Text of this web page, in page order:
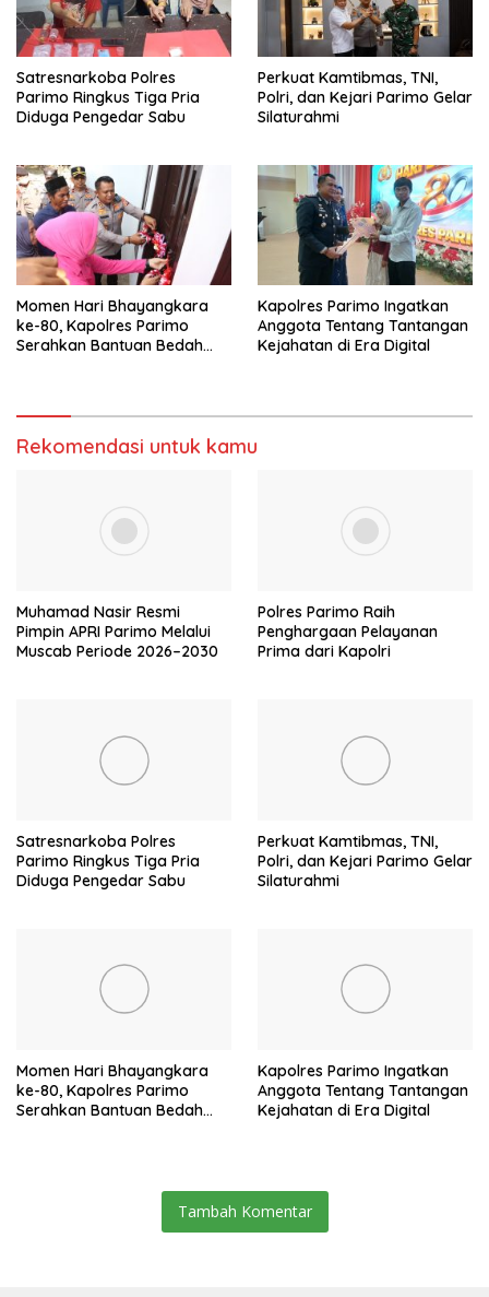
Satresnarkoba Polres
Parimo Ringkus Tiga Pria
Diduga Pengedar Sabu
Perkuat Kamtibmas, TNI,
Polri, dan Kejari Parimo Gelar
Silaturahmi
Momen Hari Bhayangkara
ke-80, Kapolres Parimo
Serahkan Bantuan Bedah
Kapolres Parimo Ingatkan
Anggota Tentang Tantangan
Kejahatan di Era Digital
Rekomendasi untuk kamu
Muhamad Nasir Resmi
Pimpin APRI Parimo Melalui
Muscab Periode 2026–2030
Polres Parimo Raih
Penghargaan Pelayanan
Prima dari Kapolri
Satresnarkoba Polres
Parimo Ringkus Tiga Pria
Diduga Pengedar Sabu
Perkuat Kamtibmas, TNI,
Polri, dan Kejari Parimo Gelar
Silaturahmi
Momen Hari Bhayangkara
ke-80, Kapolres Parimo
Serahkan Bantuan Bedah
Kapolres Parimo Ingatkan
Anggota Tentang Tantangan
Kejahatan di Era Digital
Tambah Komentar